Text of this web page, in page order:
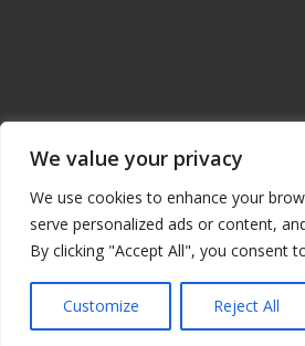
We value your privacy
We use cookies to enhance your
serve personalized ads or content,
By clicking "Accept All", you consent
Customize Reject All
ΜΟΙΡΑΣΕ ΤΟ
Facebook
Twitter
© Copyright 2014 - ΟΠΑΚ / Designed &
Πολιτική Προστασίας Προσωπικών